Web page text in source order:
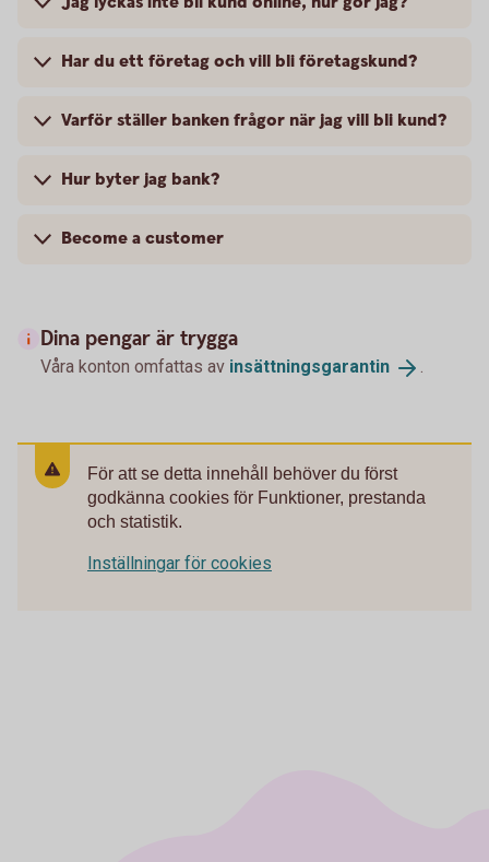
Har du ett företag och vill bli företagskund?
Varför ställer banken frågor när jag vill bli kund?
Hur byter jag bank?
Become a customer
Dina pengar är trygga
Våra konton omfattas av insättningsgarantin .
För att se detta innehåll behöver du först
godkänna cookies för Funktioner, prestanda
och statistik.
Inställningar för cookies